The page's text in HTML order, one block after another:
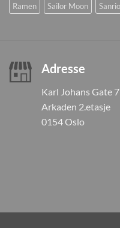
Ramen
Sailor Moon Sanrio
Adresse
Karl Johans Gate 7
Arkaden 2.etasje
0154 Oslo